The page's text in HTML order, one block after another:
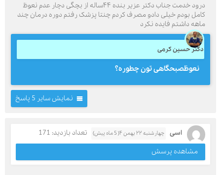
درود خدمت جناب دکتر عزیر بنده ۴۴ساله از بچگی دچار عدم نعوظ
کامل بودم خیلی دادو مصرف کردم چنتا پزشک رفتم دوره درمان چند
ماهه داشتم فایده نکرد
دکتر حسین کرمی
نعوظصبحگاهی تون چطوره؟
نمایش سایر 5 پاسخ
اسی چهارشنبه ۲۲ بهمن ۴( 5 ماه پیش)
تعداد بازدید: 171
مشاهده پرسش